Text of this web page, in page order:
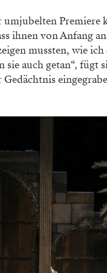
umjubelten Premiere
ihnen von Anfang
mussten, wie
sie auch getan“,